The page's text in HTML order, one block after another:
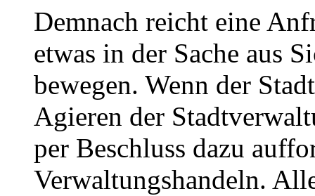
Demnach reicht eine
etwas in der Sache aus
bewegen. Wenn der
Agieren der
per Beschluss dazu
Verwaltungshandeln.